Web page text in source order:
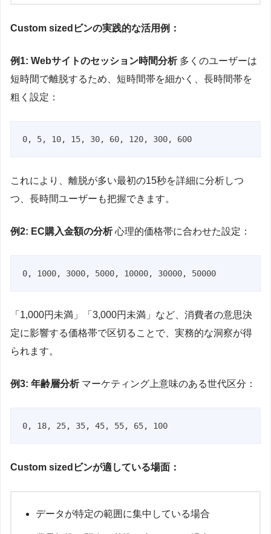
Custom sizedビンの実践的な活用例：
例1: Webサイトのセッション時間分析多くのユーザーは
短時間で離脱するため、短時間帯を細かく、長時間帯を
粗く設定：
0, 5, 10, 15, 30, 60, 120, 300, 600
これにより、離脱が多い最初の15秒を詳細に分析しつ
つ、長時間ユーザーも把握できます。
例2: EC購入金額の分析心理的価格帯に合わせた設定：
0, 1000, 3000, 5000, 10000, 30000, 50000
「1,000円未満」「3,000円未満」など、消費者の意思決
定に影響する価格帯で区切ることで、実務的な洞察が得
られます。
例3: 年齢層分析マーケティング上意味のある世代区分：
0, 18, 25, 35, 45, 55, 65, 100
Custom sizedビンが適している場面：
データが特定の範囲に集中している場合